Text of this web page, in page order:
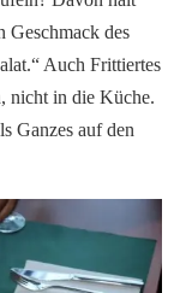
Geschmack des
Auch Frittiertes
nicht in die Küche.
Ganzes auf den